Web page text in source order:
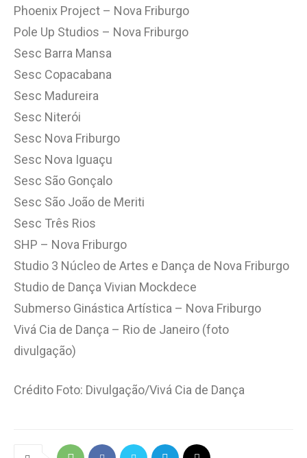
Phoenix Project – Nova Friburgo
Pole Up Studios – Nova Friburgo
Sesc Barra Mansa
Sesc Copacabana
Sesc Madureira
Sesc Niterói
Sesc Nova Friburgo
Sesc Nova Iguaçu
Sesc São Gonçalo
Sesc São João de Meriti
Sesc Três Rios
SHP – Nova Friburgo
Studio 3 Núcleo de Artes e Dança de Nova Friburgo
Studio de Dança Vivian Mockdece
Submerso Ginástica Artística – Nova Friburgo
Vivá Cia de Dança – Rio de Janeiro (foto
divulgação)
Crédito Foto: Divulgação/Vivá Cia de Dança